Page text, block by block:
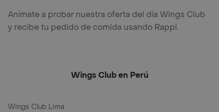
Anímate a probar nuestra oferta del día Wings Club
y recibe tu pedido de comida usando Rappi.
Wings Club en Perú
Wings Club Lima